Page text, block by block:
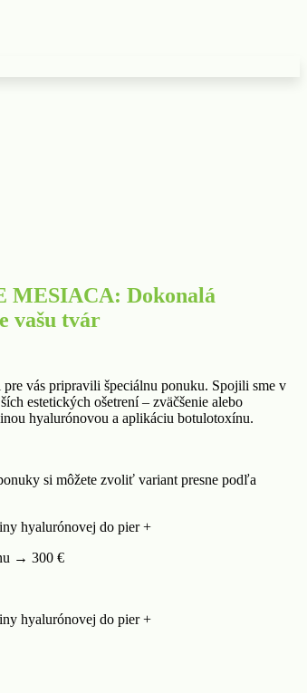
MESIACA: Dokonalá
vašu tvár
pre vás pripravili špeciálnu ponuku. Spojili sme v
estetických ošetrení – zväčšenie alebo
hyalurónovou a aplikáciu botulotoxínu.
si môžete zvoliť variant presne podľa
hyalurónovej do pier +
→ 300 €
hyalurónovej do pier +